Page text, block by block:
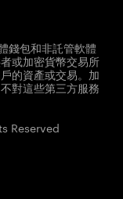
錢包和非託管軟體
或加密貨幣交易所
的資產或交易。加
對這些第三方服務